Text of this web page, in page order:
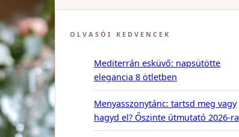
OLVASÓI KEDVENCEK
Mediterrán esküvő: napsütötte
elegancia 8 ötletben
Menyasszonytánc: tartsd meg vagy
hagyd el? Őszinte útmutató 2026-ra